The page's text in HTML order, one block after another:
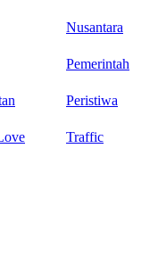
Nusantara
Pemerintah
Peristiwa
Traffic